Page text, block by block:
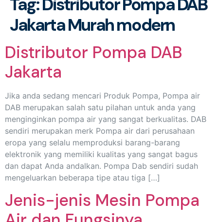
Tag:Distributor Pompa DAB
Jakarta Murah modern
Distributor Pompa DAB
Jakarta
Jika anda sedang mencari Produk Pompa, Pompa air
DAB merupakan salah satu pilahan untuk anda yang
menginginkan pompa air yang sangat berkualitas. DAB
sendiri merupakan merk Pompa air dari perusahaan
eropa yang selalu memproduksi barang-barang
elektronik yang memiliki kualitas yang sangat bagus
dan dapat Anda andalkan. Pompa Dab sendiri sudah
mengeluarkan beberapa tipe atau tiga […]
Jenis-jenis Mesin Pompa